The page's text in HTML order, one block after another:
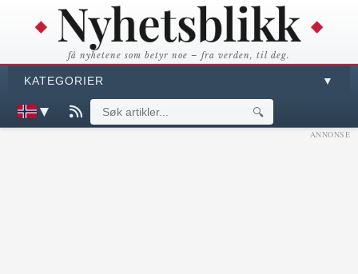
få nyhetene som betyr noe – fra verden, til deg.
KATEGORIER ▼
▼ 🔍
ANNONSE